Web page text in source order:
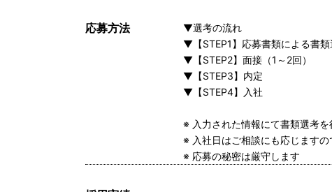
応募方法
▼選考の流れ
▼【STEP1】応募書類による書類
▼【STEP2】面接（1～2回）
▼【STEP3】内定
▼【STEP4】入社
※ 入力された情報にて書類選考
※ 入社日はご相談にも応じます
※ 応募の秘密は厳守します